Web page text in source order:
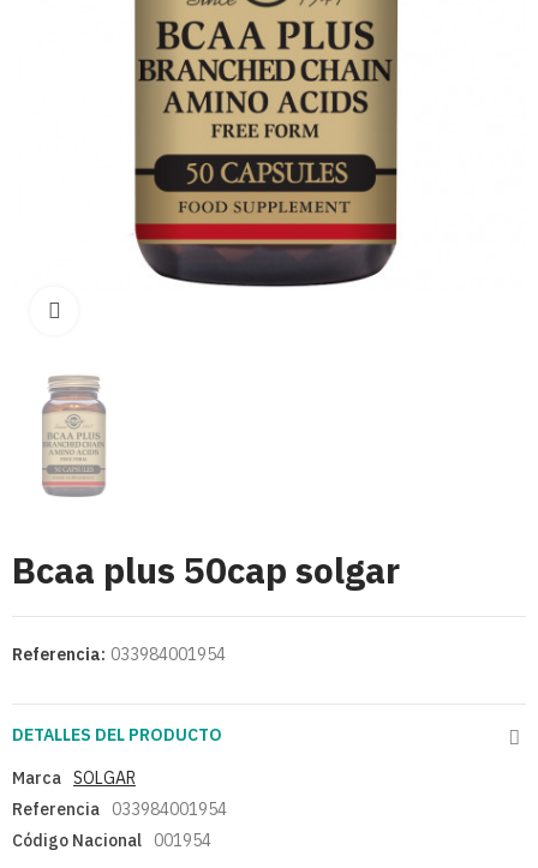
Bcaa plus 50cap solgar
Referencia: 033984001954
DETALLES DEL PRODUCTO
Marca SOLGAR
Referencia
033984001954
Código Nacional
001954